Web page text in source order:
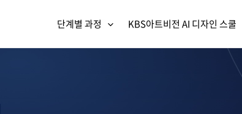
단계별 과정 KBS아트비전 AI 디자인 스쿨